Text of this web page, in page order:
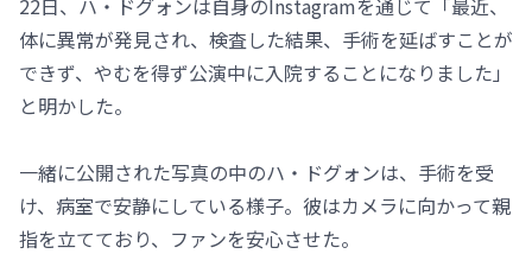
体に異常が発見され、検査した結果、手術を延ばすことが
できず、やむを得ず公演中に入院することになりました」
と明かした。
一緒に公開された写真の中のハ・ドグォンは、手術を受
け、病室で安静にしている様子。彼はカメラに向かって親
指を立てており、ファンを安心させた。